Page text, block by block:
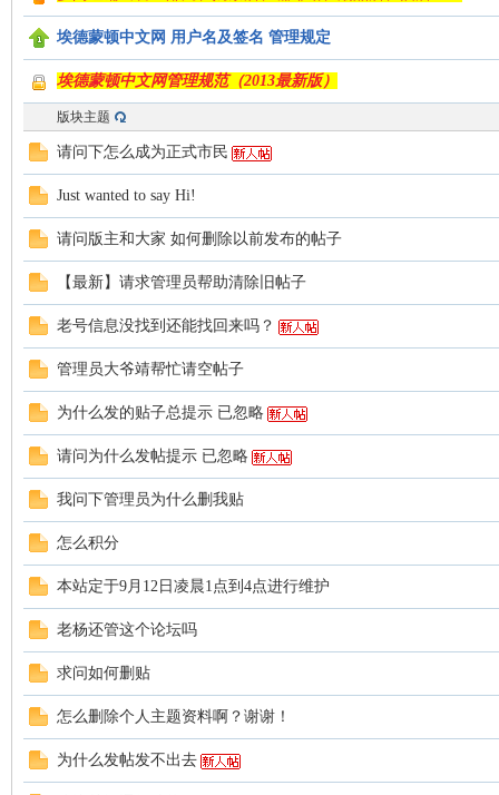
埃德蒙顿中文网 用户名及签名 管理规定
埃德蒙顿中文网管理规范（2013最新版）
版块主题
请问下怎么成为正式市民
Just wanted to say Hi!
请问版主和大家 如何删除以前发布的帖子
【最新】请求管理员帮助清除旧帖子
老号信息没找到还能找回来吗？
管理员大爷靖帮忙请空帖子
为什么发的贴子总提示 已忽略
请问为什么发帖提示 已忽略
我问下管理员为什么删我贴
怎么积分
本站定于9月12日凌晨1点到4点进行维护
老杨还管这个论坛吗
求问如何删贴
怎么删除个人主题资料啊？谢谢！
为什么发帖发不出去